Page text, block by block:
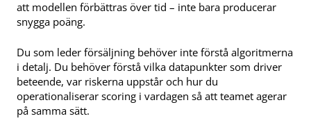
att modellen förbättras över tid – inte bara producerar
snygga poäng.
Du som leder försäljning behöver inte förstå algoritmerna
i detalj. Du behöver förstå vilka datapunkter som driver
beteende, var riskerna uppstår och hur du
operationaliserar scoring i vardagen så att teamet agerar
på samma sätt.